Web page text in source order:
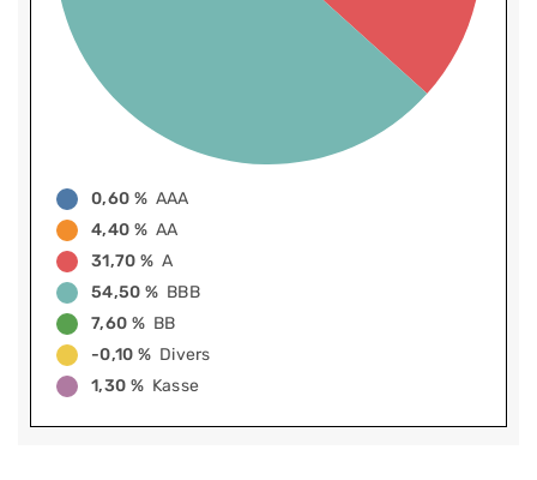
0,60 % AAA
4,40 % AA
31,70 % A
54,50 % BBB
7,60 % BB
-0,10 % Divers
1,30 % Kasse